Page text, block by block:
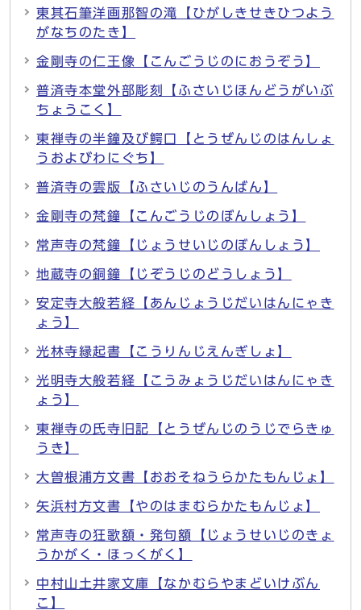
東其石筆洋画那智の滝【ひがしきせきひつよう
がなちのたき】
金剛寺の仁王像【こんごうじのにおうぞう】
普済寺本堂外部彫刻【ふさいじほんどうがいぶ
ちょうこく】
東禅寺の半鐘及び鰐口【とうぜんじのはんしょ
うおよびわにぐち】
普済寺の雲版【ふさいじのうんばん】
金剛寺の梵鐘【こんごうじのぼんしょう】
常声寺の梵鐘【じょうせいじのぼんしょう】
地蔵寺の銅鐘【じぞうじのどうしょう】
安定寺大般若経【あんじょうじだいはんにゃき
ょう】
光林寺縁起書【こうりんじえんぎしょ】
光明寺大般若経【こうみょうじだいはんにゃき
ょう】
東禅寺の氏寺旧記【とうぜんじのうじでらきゅ
うき】
大曽根浦方文書【おおそねうらかたもんじょ】
矢浜村方文書【やのはまむらかたもんじょ】
常声寺の狂歌額・発句額【じょうせいじのきょ
うかがく・ほっくがく】
中村山土井家文庫【なかむらやまどいけぶん
こ】